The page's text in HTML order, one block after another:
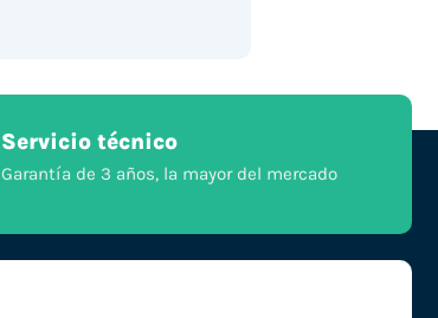
Servicio técnico
Garantía de 3 años, la mayor del mercado